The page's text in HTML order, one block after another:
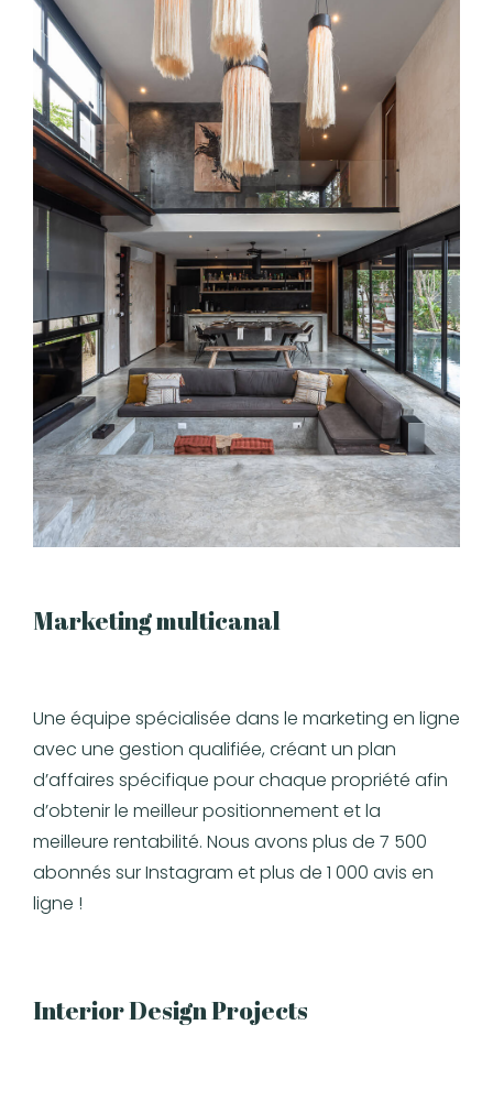
Marketing multicanal
Une équipe spécialisée dans le marketing en ligne
avec une gestion qualifiée, créant un plan
d’affaires spécifique pour chaque propriété afin
d’obtenir le meilleur positionnement et la
meilleure rentabilité. Nous avons plus de 7 500
abonnés sur Instagram et plus de 1 000 avis en
ligne !
Interior Design Projects